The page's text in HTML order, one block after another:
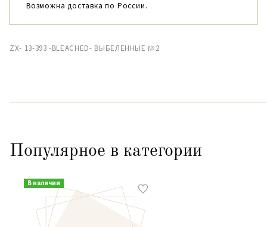
Возможна доставка по России.
ZX- 13-393 -BLEACHED- ВЫБЕЛЕННЫЕ №2
Популярное в категории
В наличии